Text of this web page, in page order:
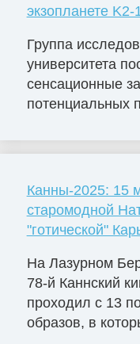
экзопланете K2-
Группа
университета
сенсационные
потенциальных
Канны-2025: 15
старомодной
"готической"
На Лазурном
78-й Каннский
проходил с 13
образов, в